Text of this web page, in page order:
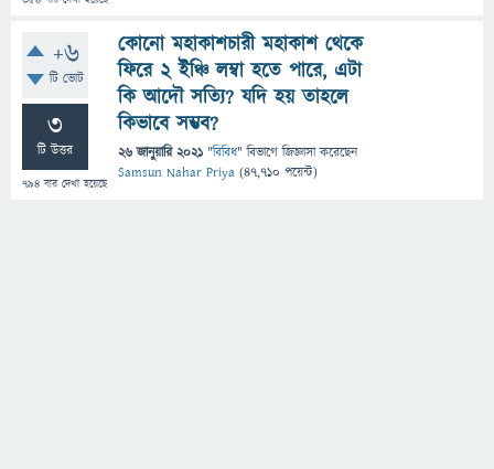
+6
টি ভোট
3
টি উত্তর
794 বার দেখা হয়েছে
কোনো মহাকাশচারী মহাকাশ থেকে
ফিরে ২ ইঞ্চি লম্বা হতে পারে, এটা
কি আদৌ সত্যি? যদি হয় তাহলে
কিভাবে সম্ভব?
26 জানুয়ারি 2021 "বিবিধ" বিভাগে জিজ্ঞাসাকরেছেন
Samsun Nahar Priya (47,710 পয়েন্ট)